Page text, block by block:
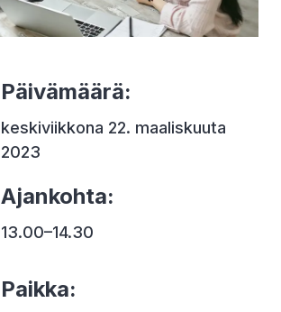
Päivämäärä:
keskiviikkona 22. maaliskuuta
2023
Ajankohta:
13.00–14.30
Paikka: